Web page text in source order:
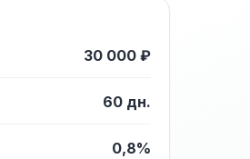
30 000 ₽
60 дн.
0,8%